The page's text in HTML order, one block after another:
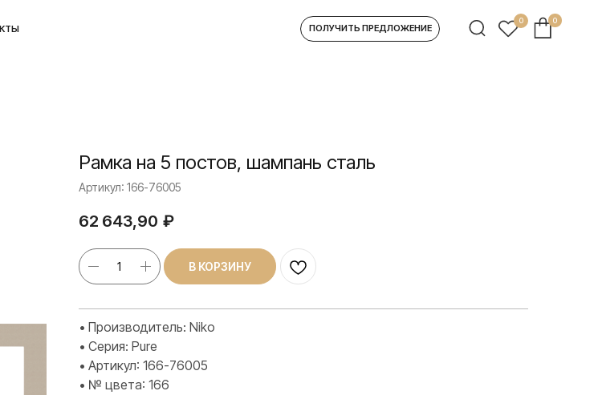
ПОЛУЧИТЬ ПРЕДЛОЖЕНИЕ
0
Рамка на 5 постов, шампань сталь
Артикул: 166-76005
62 643,90 ₽
В КОРЗИНУ
• Производитель: Niko
• Серия: Pure
• Артикул: 166-76005
• № цвета: 166